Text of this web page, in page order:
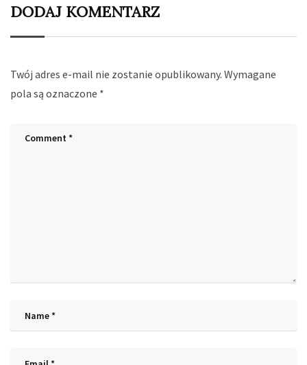
DODAJ KOMENTARZ
Twój adres e-mail nie zostanie opublikowany. Wymagane
pola są oznaczone *